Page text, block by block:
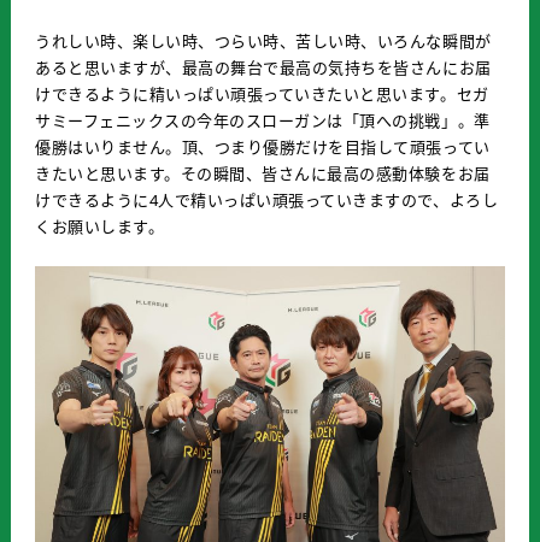
うれしい時、楽しい時、つらい時、苦しい時、いろんな瞬間が
あると思いますが、最高の舞台で最高の気持ちを皆さんにお届
けできるように精いっぱい頑張っていきたいと思います。セガ
サミーフェニックスの今年のスローガンは「頂への挑戦」。準
優勝はいりません。 頂、つまり優勝だけを目指して頑張ってい
きたいと思います。その瞬間、皆さんに最高の感動体験をお届
けできるように4人で精いっぱい頑張っていきますので、よろし
くお願いします。